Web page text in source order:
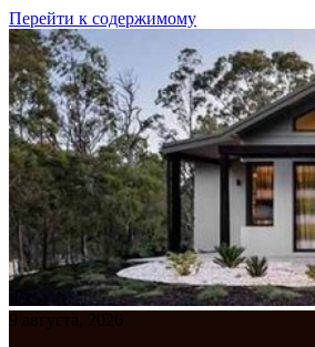
Перейти к содержимому
9 августа, 2026